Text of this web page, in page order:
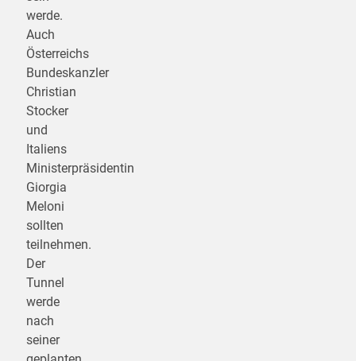
werde.
Auch
Österreichs
Bundeskanzler
Christian
Stocker
und
Italiens
Ministerpräsidentin
Giorgia
Meloni
sollten
teilnehmen.
Der
Tunnel
werde
nach
seiner